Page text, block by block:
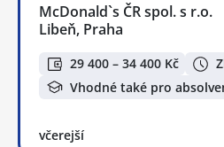
McDonald`s ČR spol. s r.o.
Libeň, Praha
29 400 – 34 400 Kč
Vhodné také pro
včerejší